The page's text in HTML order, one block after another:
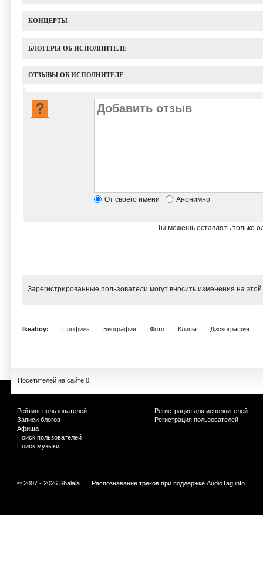
КОНЦЕРТЫ
БЛОГЕРЫ ОБ ИСПОЛНИТЕЛЕ
ОТЗЫВЫ ОБ ИСПОЛНИТЕЛЕ
От своего имени Анонимно
Ты можешь оставлять только
Зарегистрированные пользователи могут вносить изменения на
Ikeaboy: Профиль Биография Фото Клипы Дискография
Посетителей на сайте 0
Рейтинг пользователей
Записи блогов
Афиша
Поиск пользователей
Поиск музыки
Регистрация для исполнителей
Регистрация пользователей
© 2007 - 2026 Shalala Распознавание треков при поддержке AudioTag.info